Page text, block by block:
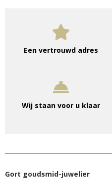
Een vertrouwd adres
Wij staan voor u klaar
Gort goudsmid-juwelier